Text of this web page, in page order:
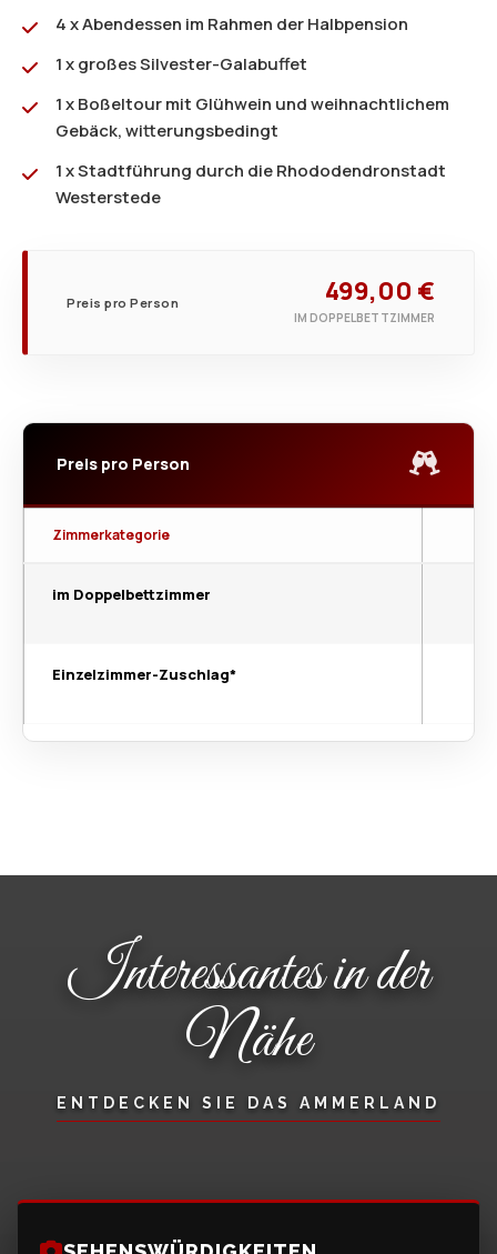
4 x Abendessen im Rahmen der Halbpension
1 x großes Silvester-Galabuffet
1 x Boßeltour mit Glühwein und weihnachtlichem
Gebäck, witterungsbedingt
1 x Stadtführung durch die Rhododendronstadt
Westerstede
Preis pro Person 499,00 €
IM DOPPELBETTZIMMER
Preis pro Person
Zimmerkategorie
im Doppelbettzimmer
Einzelzimmer-Zuschlag*
Interessantes in der
Nähe
ENTDECKEN SIE DAS AMMERLAND